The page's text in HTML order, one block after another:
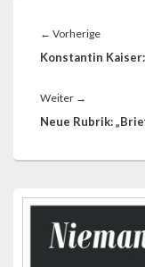
← Vorherige
Beitrag:
Konstantin
Weiter →
Beitrag:
Neue Rubrik:
Primärer
Widgetbereich